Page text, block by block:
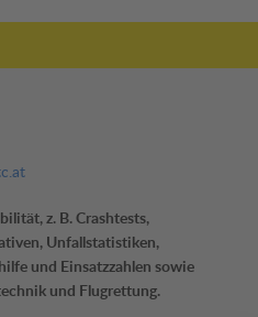
z. B. Crashtests,
Unfallstatistiken,
und Einsatzzahlen sowie
und Flugrettung.